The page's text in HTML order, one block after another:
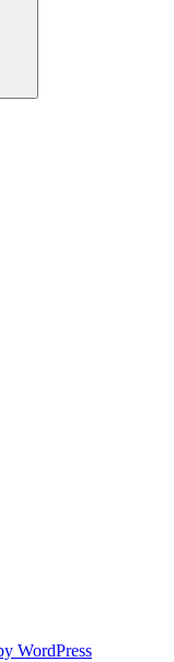
WordPress